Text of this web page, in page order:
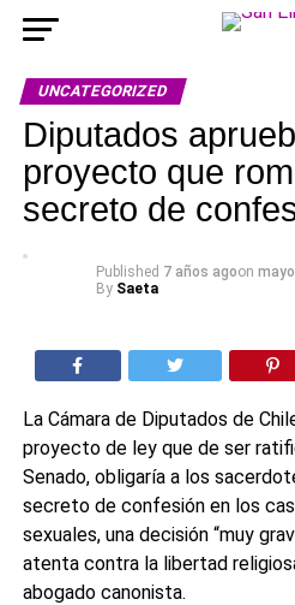
UNCATEGORIZED
Diputados
proyecto que
secreto de
Published 7 años agoon
By Saeta
La Cámara de Diputados de
proyecto de ley que de ser
Senado, obligaría a los
secreto de confesión en los
sexuales, una decisión “muy
atenta contra la libertad
abogado canonista.